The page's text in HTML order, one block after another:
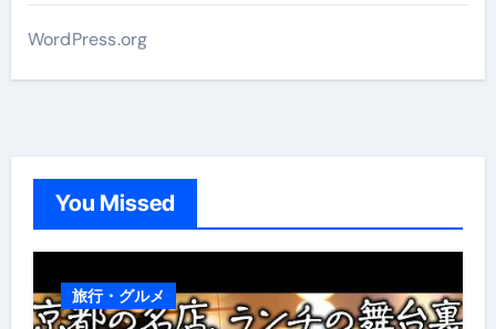
WordPress.org
You Missed
旅行・グルメ